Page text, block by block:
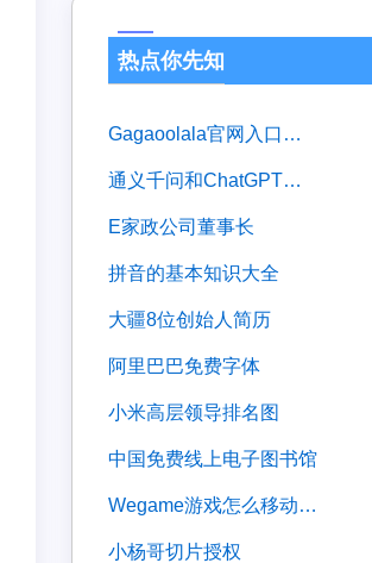
热点你先知
gagaoolala官网入口登录
通义千问和ChatGPT区别
e家政公司董事长
拼音的基本知识大全
大疆8位创始人简历
阿里巴巴免费字体
小米高层领导排名图
中国免费线上电子图书馆
wegame游戏怎么移动到另外的盘
小杨哥切片授权